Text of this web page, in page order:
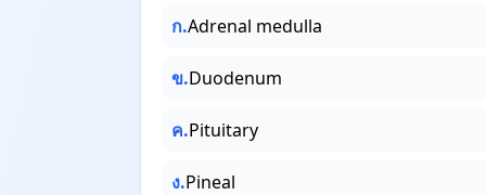
ก.Adrenal medulla
ข.Duodenum
ค.Pituitary
ง.Pineal